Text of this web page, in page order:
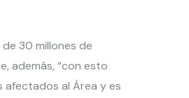
30 millones de
además, “con esto
afectados al Área y es